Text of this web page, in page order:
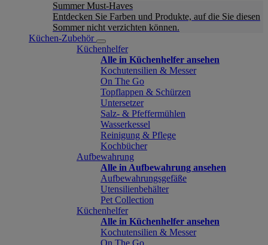
Summer Must-Haves
Entdecken Sie Farben und Produkte, auf die Sie diesen
Sommer nicht verzichten können.
Küchen-Zubehör
Küchenhelfer
Alle in Küchenhelfer ansehen
Kochutensilien & Messer
On The Go
Topflappen & Schürzen
Untersetzer
Salz- & Pfeffermühlen
Wasserkessel
Reinigung & Pflege
Kochbücher
Aufbewahrung
Alle in Aufbewahrung ansehen
Aufbewahrungsgefäße
Utensilienbehälter
Pet Collection
Küchenhelfer
Alle in Küchenhelfer ansehen
Kochutensilien & Messer
On The Go